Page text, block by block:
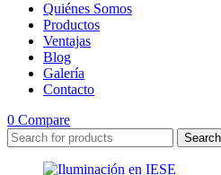
Quiénes Somos
Productos
Ventajas
Blog
Galería
Contacto
0 Compare
Search